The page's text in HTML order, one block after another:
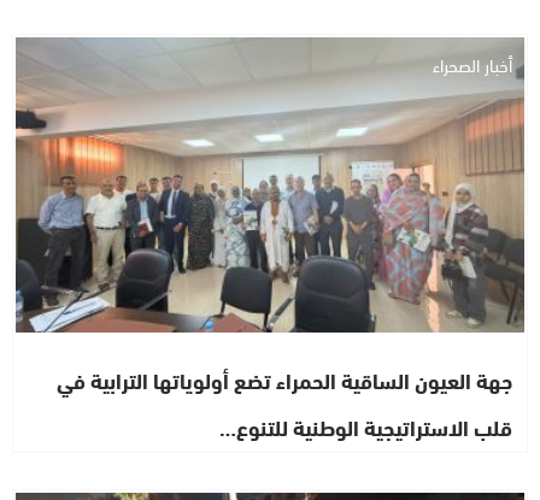
أخبار الصحراء
جهة العيون الساقية الحمراء تضع أولوياتها الترابية في
قلب الاستراتيجية الوطنية للتنوع…